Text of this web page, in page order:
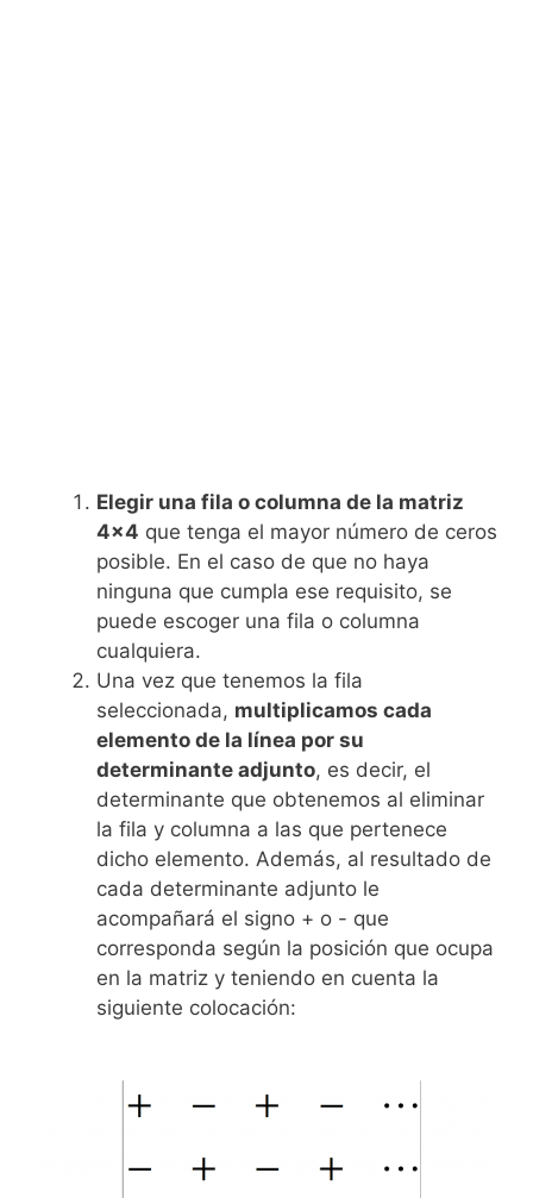
Elegir una fila o columna de la matriz
4x4 que tenga el mayor número de ceros
posible. En el caso de que no haya
ninguna que cumpla ese requisito, se
puede escoger una fila o columna
cualquiera.
Una vez que tenemos la fila
seleccionada, multiplicamos cada
elemento de la línea por su
determinante adjunto, es decir, el
determinante que obtenemos al eliminar
la fila y columna a las que pertenece
dicho elemento. Además, al resultado de
cada determinante adjunto le
acompañará el signo + o - que
corresponda según la posición que ocupa
en la matriz y teniendo en cuenta la
siguiente colocación: